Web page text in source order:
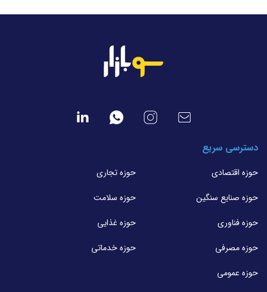
دسترسی سریع
حوزه اقتصادی
حوزه تجاری
حوزه صنایع سنگین
حوزه سلامت
حوزه فناوری
حوزه غذایی
حوزه مصرفی
حوزه خدماتی
حوزه عمومی